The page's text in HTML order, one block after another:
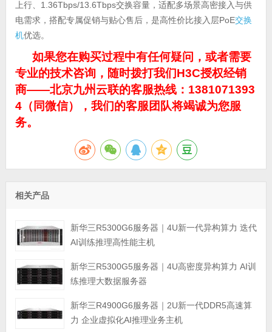
上行、1.36Tbps/13.6Tbps交换容量，适配多场景高密接入与供
电需求，搭配专属促销与贴心售后，是高性价比接入层PoE交换
机优选。
如果您在购买过程中有任何疑问，或者需要
专业的技术咨询，随时拨打我们H3C授权经销
商——北京九州云联的客服热线：1381071393
4（同微信），我们的客服团队将竭诚为您服
务。
相关产品
新华三R5300G6服务器｜4U新一代异构算力 迭代
AI训练推理高性能主机
新华三R5300G5服务器｜4U高密度异构算力 AI训
练推理大数据服务器
新华三R4900G6服务器｜2U新一代DDR5高速算
力 企业虚拟化AI推理业务主机